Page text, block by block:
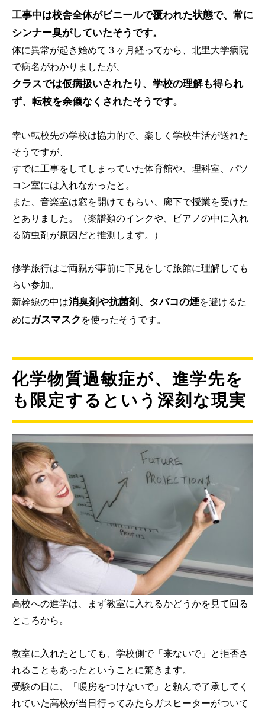
工事中は校舎全体がビニールで覆われた状態で、常に
シンナー臭がしていたそうです。
体に異常が起き始めて３ヶ月経ってから、北里大学病院
で病名がわかりましたが、
クラスでは仮病扱いされたり、学校の理解も得られ
ず、転校を余儀なくされたそうです。
幸い転校先の学校は協力的で、楽しく学校生活が送れた
そうですが、
すでに工事をしてしまっていた体育館や、理科室、パソ
コン室には入れなかったと。
また、音楽室は窓を開けてもらい、廊下で授業を受けた
とありました。（楽譜類のインクや、ピアノの中に入れ
る防虫剤が原因だと推測します。）
修学旅行はご両親が事前に下見をして旅館に理解しても
らい参加。
新幹線の中は消臭剤や抗菌剤、タバコの煙を避けるた
めにガスマスク を使ったそうです。
化学物質過敏症が、進学先を
も限定するという深刻な現実
高校への進学は、まず教室に入れるかどうかを見て回る
ところから。
教室に入れたとしても、学校側で「来ないで」と拒否さ
れることもあったということに驚きます。
受験の日に、「暖房をつけないで」と頼んで了承してく
れていた高校が当日行ってみたらガスヒーターがついて